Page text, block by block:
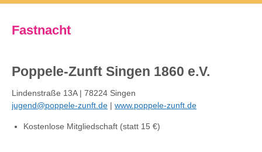
Fastnacht
Poppele-Zunft Singen 1860 e.V.
Lindenstraße 13A | 78224 Singen
jugend@poppele-zunft.de | www.poppele-zunft.de
Kostenlose Mitgliedschaft (statt 15 €)